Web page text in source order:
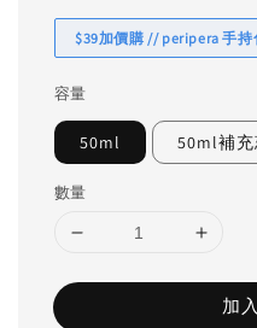
$39加價購 // peripera 手持
容量
50ml 50ml補充
數量
加